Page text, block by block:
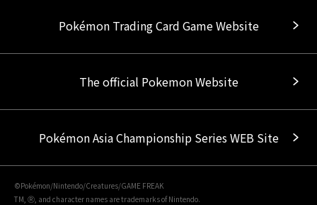
Pokémon Trading Card Game Website
The official Pokemon Website
Pokémon Asia Championship Series WEB Site
©Pokémon/Nintendo/Creatures/GAME FREAK
TM, Ⓡ, and character names are trademarks of Nintendo.